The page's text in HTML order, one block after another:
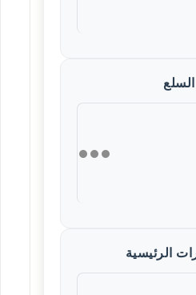
السلع
الرئيسية